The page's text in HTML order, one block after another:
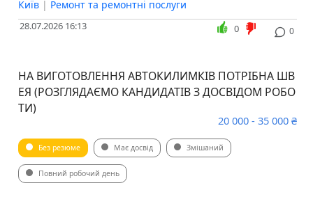
Київ | Ремонт та ремонтні послуги
28.07.2026 16:13 0
0
НА ВИГОТОВЛЕННЯ АВТОКИЛИМКІВ ПОТРІБНА ШВ
ЕЯ (РОЗГЛЯДАЄМО КАНДИДАТІВ З ДОСВІДОМ РОБО
ТИ)
20 000 - 35 000 ₴
Без резюме Має досвід Змішаний
Повний робочий день